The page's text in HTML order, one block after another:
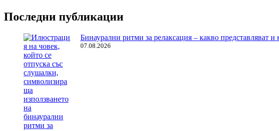
Последни публикации
Бинаурални ритми за релаксация – какво представляват и
07.08.2026